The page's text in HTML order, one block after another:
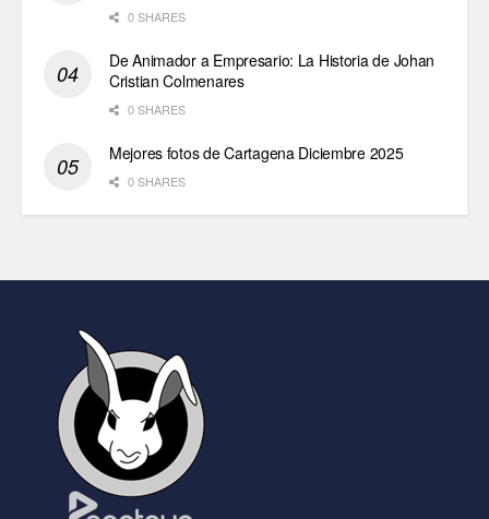
0 SHARES
De Animador a Empresario: La Historia de Johan
Cristian Colmenares
0 SHARES
Mejores fotos de Cartagena Diciembre 2025
0 SHARES